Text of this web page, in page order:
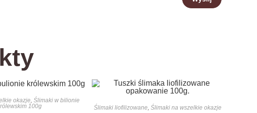
okazje Ślimaki w bilionie
100g
Ślimaki liofilizowane,Ślimaki na wszelkie okazje